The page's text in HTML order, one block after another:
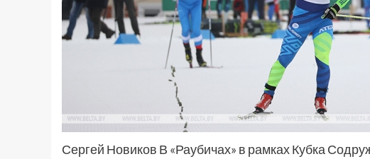
Сергей Новиков В «Раубичах» в рамках Кубка